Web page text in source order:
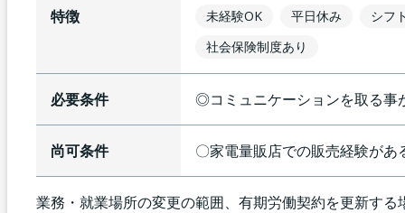
特徴
未経験OK
平日休み
シフ
社会保険制度あり
必要条件 ◎コミュニケーションを取る事
尚可条件 〇家電量販店での販売経験があ
業務・就業場所の変更の範囲、有期労働契約を更新す